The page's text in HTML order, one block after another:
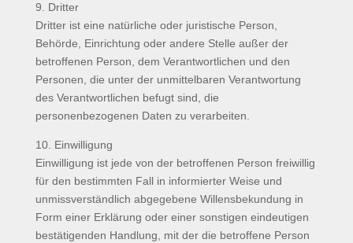
9. Dritter
Dritter ist eine natürliche oder juristische Person,
Behörde, Einrichtung oder andere Stelle außer der
betroffenen Person, dem Verantwortlichen und den
Personen, die unter der unmittelbaren Verantwortung
des Verantwortlichen befugt sind, die
personenbezogenen Daten zu verarbeiten.
10. Einwilligung
Einwilligung ist jede von der betroffenen Person freiwillig
für den bestimmten Fall in informierter Weise und
unmissverständlich abgegebene Willensbekundung in
Form einer Erklärung oder einer sonstigen eindeutigen
bestätigenden Handlung, mit der die betroffene Person